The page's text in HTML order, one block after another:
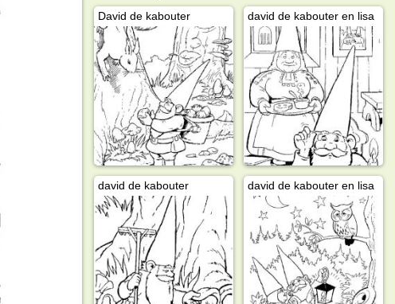
David de kabouter david de kabouter en lisa
david de kabouter david de kabouter en lisa